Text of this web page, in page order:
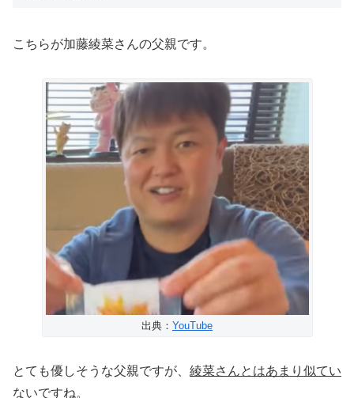
こちらが加藤綾菜さんの父親です。
出典： YouTube
とても優しそうな父親ですが、 綾菜さんとはあまり似てい
ないですね。